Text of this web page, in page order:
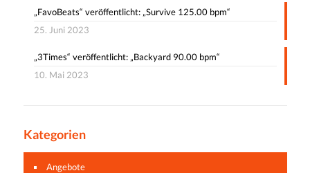
„FavoBeats“ veröffentlicht: „Survive 125.00 bpm“
25. Juni 2023
„3Times“ veröffentlicht: „Backyard 90.00 bpm“
10. Mai 2023
Kategorien
Angebote